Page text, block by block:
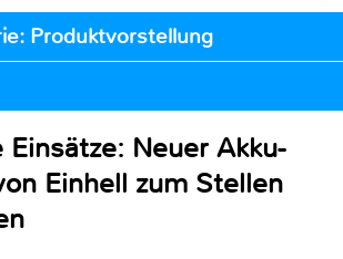
Produktvorstellung
Neuer Akku-
Einhell zum Stellen